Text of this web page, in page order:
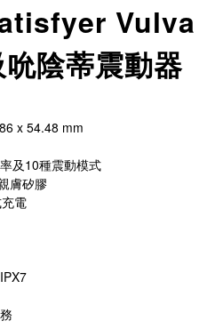
Vulva
陰蒂震動器
x 54.48 mm
及10種震動模式
膚矽膠
電